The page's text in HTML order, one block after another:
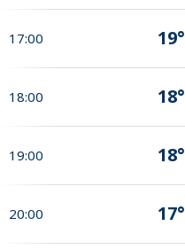
17:00 19°
18:00 18°
19:00 18°
20:00 17°